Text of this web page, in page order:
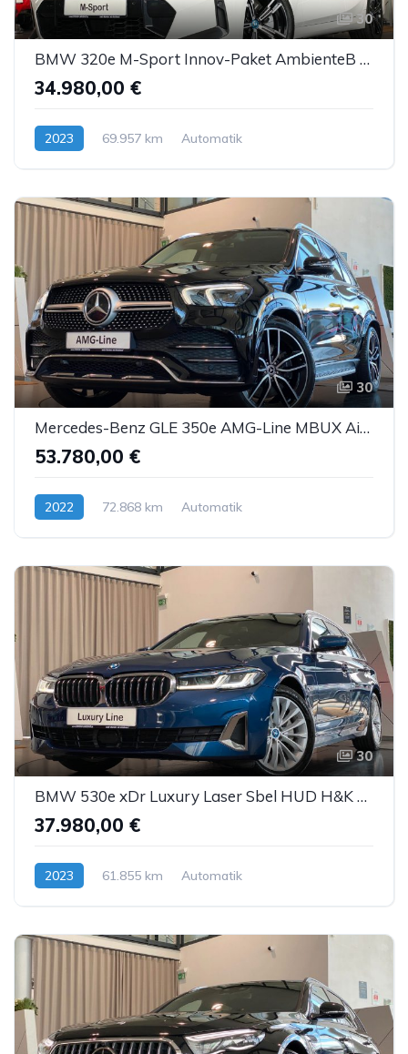
30
BMW 320e M-Sport Innov-Paket AmbienteB HUD H&K ACC
34.980,00 €
2023 69.957 km
Automatik
30
Mercedes-Benz GLE 350e AMG-Line MBUX Airmatic Burm. 360° 22"
53.780,00 €
2022 72.868 km
Automatik
30
BMW 530e xDr Luxury Laser Sbel HUD H&K DDC ACC AHK
37.980,00 €
2023 61.855 km
Automatik